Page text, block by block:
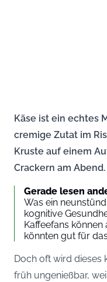
Käse ist ein echtes
cremige Zutat im
Kruste auf einem
Crackern am Abend.
Gerade lesen
Was ein
kognitive
Kaffeefans können
könnten gut für
Doch oft wird dieses
früh ungenießbar,